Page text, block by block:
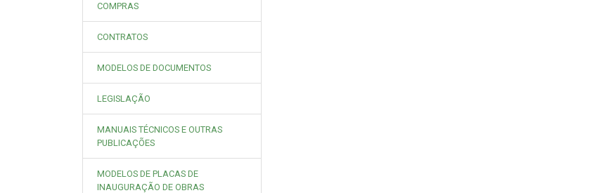
COMPRAS
CONTRATOS
MODELOS DE DOCUMENTOS
LEGISLAÇÃO
MANUAIS TÉCNICOS E OUTRAS
PUBLICAÇÕES
MODELOS DE PLACAS DE
INAUGURAÇÃO DE OBRAS